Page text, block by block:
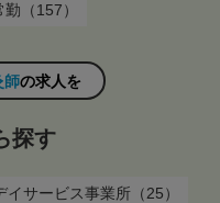
（157）
師の求人を
探す
イサービス事業所（25）